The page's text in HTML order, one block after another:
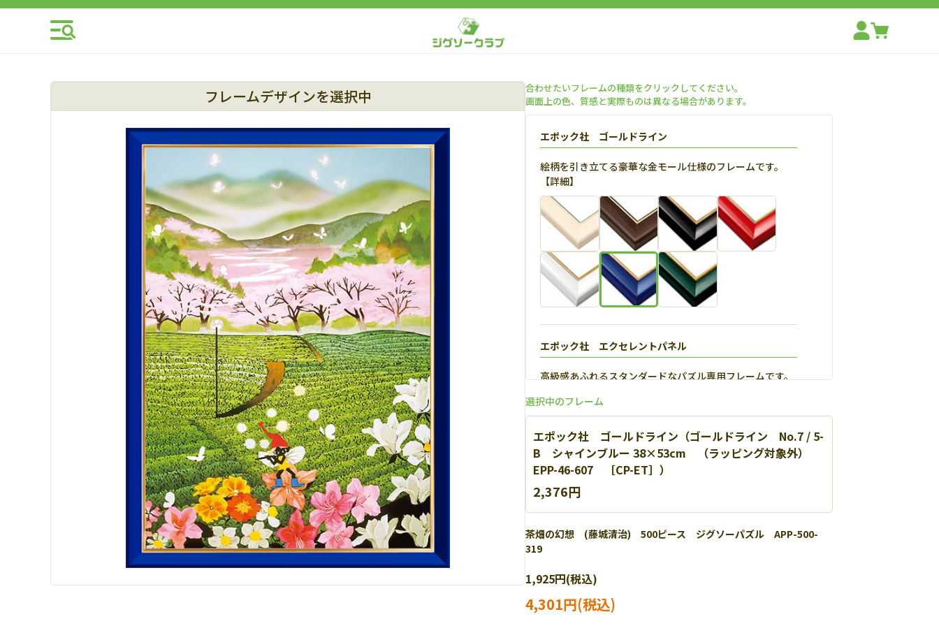
フレームデザインを選択中
合わせたいフレームの種類をクリックしてください。
画面上の色、質感と実際ものは異なる場合があります。
エポック社 ゴールドライン
絵柄を引き立てる豪華な金モール仕様のフレームです。
【詳細】
エポック社 エクセレントパネル
高級感あふれるスタンダードなパズル専用フレームです。
エポック社 パネルマックス
軽量なアルミを使用し丈夫で扱いやすいパネルです。【
細】
選択中のフレーム
エポック社 ゴールドライン（ゴールドライン No.7 / 5-
B シャインブルー 38×53cm （ラッピング対象外）
EPP-46-607 ［CP-ET］）
2,376円
茶畑の幻想 (藤城清治) 500ピース ジグソーパズル APP-500-
319
1,925円(税込)
4,301円(税込)